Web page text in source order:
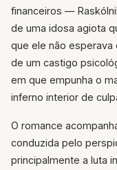
financeiros —
de uma idosa agiota
que ele não
de um castigo
em que empunha o
inferno interior de
O romance
conduzida pelo
principalmente a luta